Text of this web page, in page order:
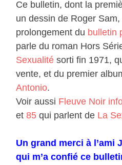
Ce bulletin, dont la
un dessin de Roger
prolongement du bulletin
parle du roman Hors
Sexualité sorti fin 1971,
vente, et du premier
Antonio.
Voir aussi Fleuve Noir
et85 qui parlent de La
Un grand merci à l’ami
qui m’a confié ce